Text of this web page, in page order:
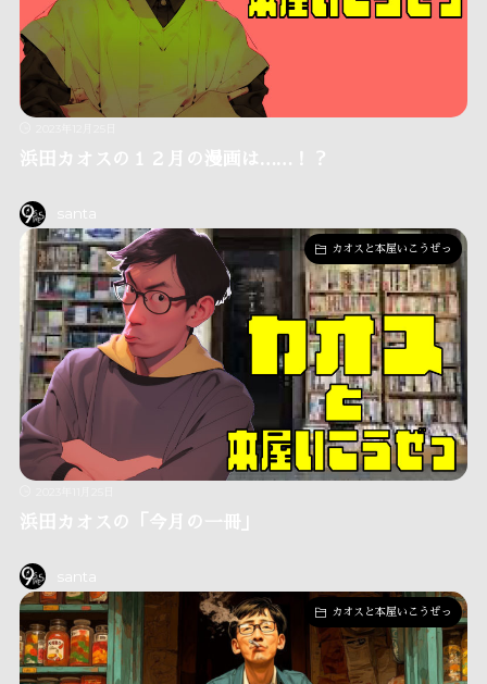
浜田カオスの１２月の漫画は……！？
santa
カオスと本屋いこうぜっ
浜田カオスの「今月の一冊」
santa
カオスと本屋いこうぜっ